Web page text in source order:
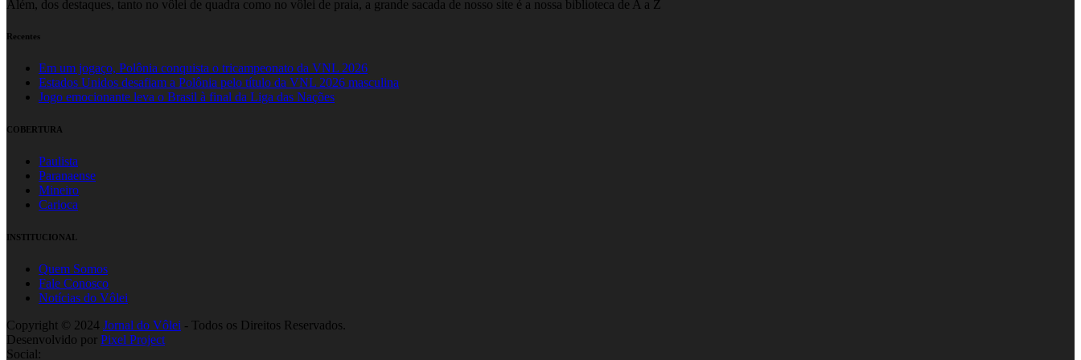
Além, dos destaques, tanto no vôlei de quadra como no vôlei de praia, a grande sacada de nosso site é a nossa biblioteca de A a Z
Recentes
Em um jogaço, Polônia conquista o tricampeonato da VNL 2026
Estados Unidos desafiam a Polônia pelo título da VNL 2026 masculina
Jogo emocionante leva o Brasil à final da Liga das Nações
COBERTURA
Paulista
Paranaense
Mineiro
Carioca
INSTITUCIONAL
Quem Somos
Fale Conosco
Notícias do Vôlei
Copyright © 2024 Jornal do Vôlei - Todos os Direitos Reservados.
Desenvolvido por Pixel Project
Social: